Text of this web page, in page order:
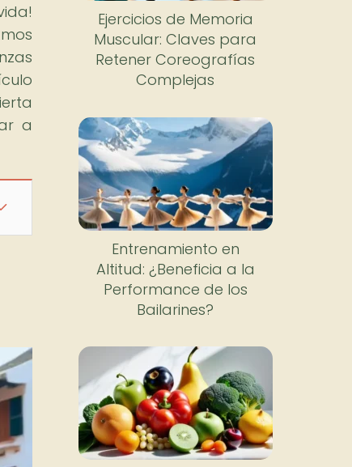
a
Ejercicios de Memoria
Muscular: Claves para
Retener Coreografías
Complejas
Entrenamiento en
Altitud: ¿Beneficia a la
Performance de los
Bailarines?